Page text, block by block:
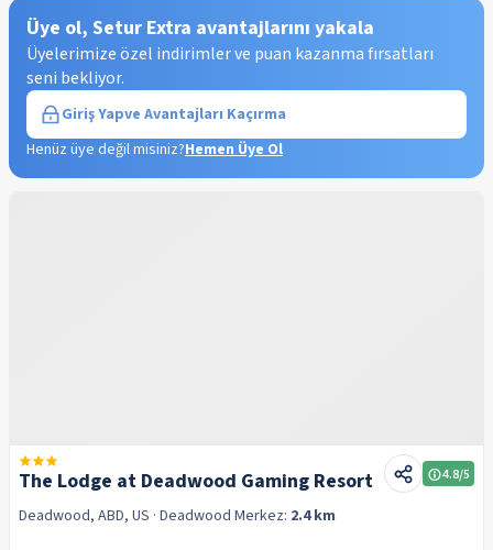
Üye ol, Setur Extra avantajlarını yakala
Üyelerimize özel indirimler ve puan kazanma fırsatları
seni bekliyor.
Giriş Yapve Avantajları Kaçırma
Henüz üye değil misiniz?Hemen Üye Ol
The Lodge at Deadwood Gaming Resort 4.8/5
Deadwood, ABD, US · Deadwood Merkez: 2.4 km